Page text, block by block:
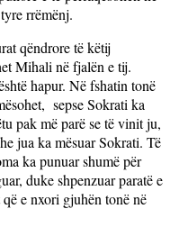
rrëmënj.
qëndrore të këtij
Mihali në fjalën e tij.
hapur. Në fshatin tonë
sepse Sokrati ka
pak më parë se të vinit ju,
jua ka mësuar Sokrati. Të
ka punuar shumë për
duke shpenzuar paratë e
e nxori gjuhën tonë në